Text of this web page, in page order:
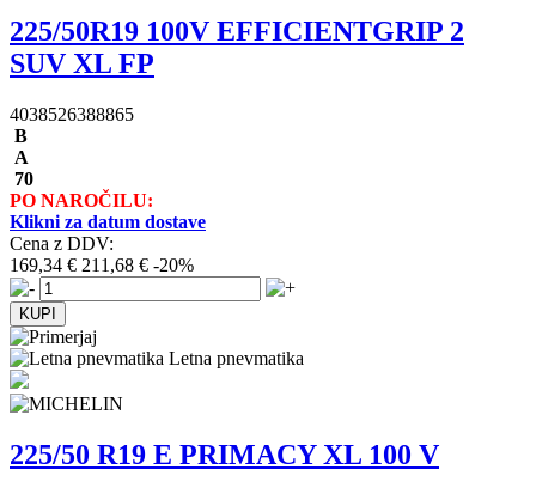
225/50R19 100V EFFICIENTGRIP 2
SUV XL FP
4038526388865
B
A
70
PO NAROČILU:
Klikni za datum dostave
Cena z DDV:
169,34 € 211,68 € -20%
Letna pnevmatika
225/50 R19 E PRIMACY XL 100 V